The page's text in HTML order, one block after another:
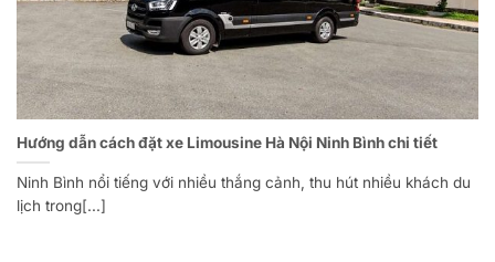
Hướng dẫn cách đặt xe Limousine Hà Nội Ninh Bình chi tiết
Ninh Bình nổi tiếng với nhiều thắng cảnh, thu hút nhiều khách du
lịch trong[...]